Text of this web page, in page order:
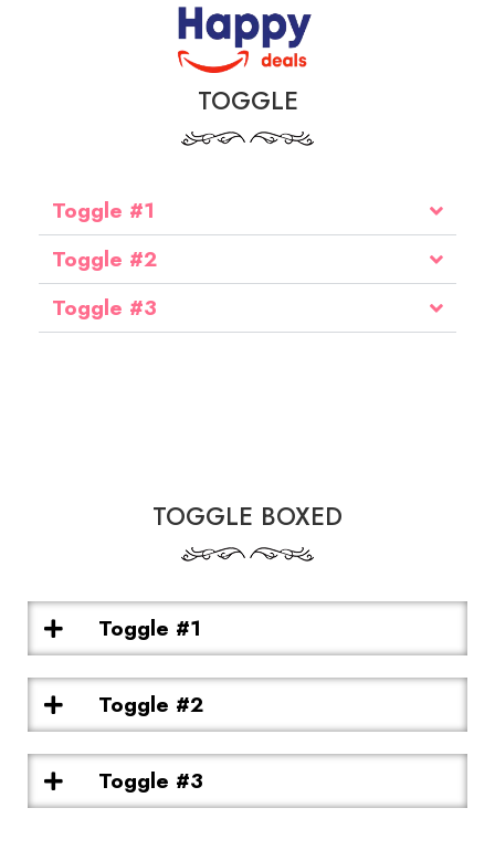
TOGGLE
Toggle #1
Toggle #2
Toggle #3
TOGGLE BOXED
Toggle #1
Toggle #2
Toggle #3